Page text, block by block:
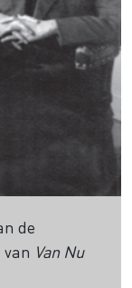
de
Van Nu